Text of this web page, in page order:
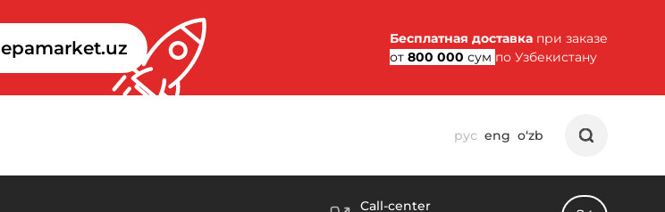
epamarket.uz Бесплатная доставка при заказе
от 800 000 сум по Узбекистану
рус eng o‘zb
Call-center